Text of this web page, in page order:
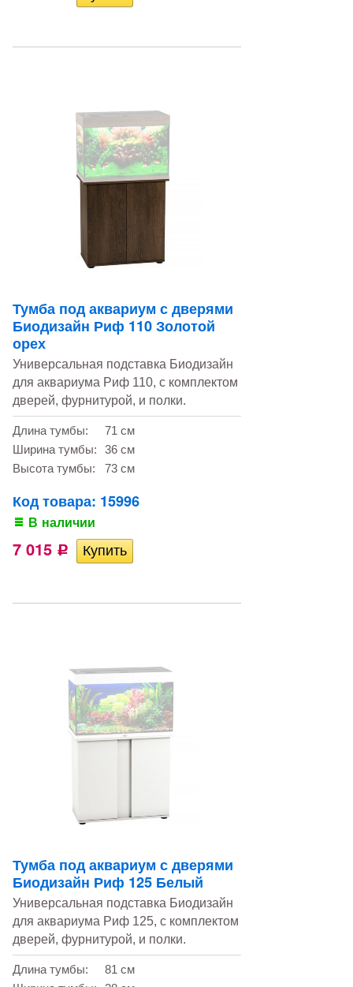
Тумба под аквариум с дверями
Биодизайн Риф 110 Золотой
орех
Универсальная подставка Биодизайн
для аквариума Риф 110, с комплектом
дверей, фурнитурой, и полки.
Длина тумбы:
71 см
Ширина тумбы:
36 см
Высота тумбы:
73 см
Код товара: 15996
В наличии
7 015 Р
Тумба под аквариум с дверями
Биодизайн Риф 125 Белый
Универсальная подставка Биодизайн
для аквариума Риф 125, с комплектом
дверей, фурнитурой, и полки.
Длина тумбы:
81 см